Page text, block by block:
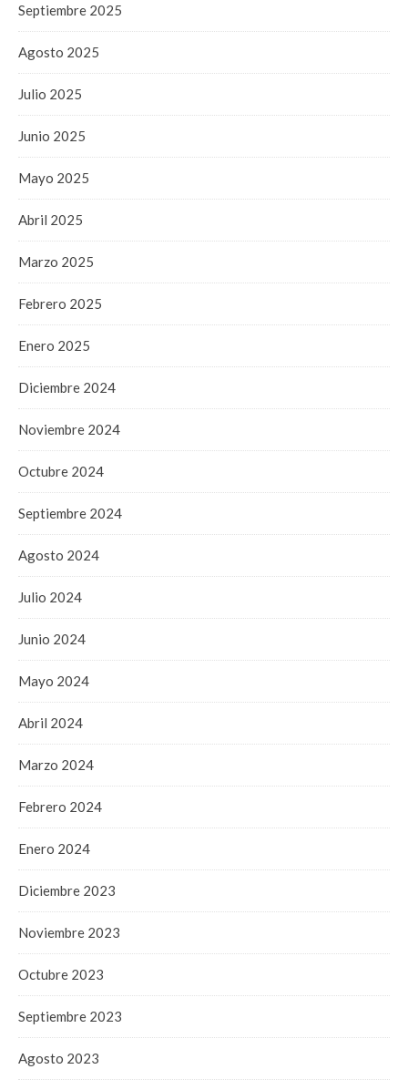
Septiembre 2025
Agosto 2025
Julio 2025
Junio 2025
Mayo 2025
Abril 2025
Marzo 2025
Febrero 2025
Enero 2025
Diciembre 2024
Noviembre 2024
Octubre 2024
Septiembre 2024
Agosto 2024
Julio 2024
Junio 2024
Mayo 2024
Abril 2024
Marzo 2024
Febrero 2024
Enero 2024
Diciembre 2023
Noviembre 2023
Octubre 2023
Septiembre 2023
Agosto 2023